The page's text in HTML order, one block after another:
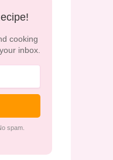
cooking
inbox.
spam.